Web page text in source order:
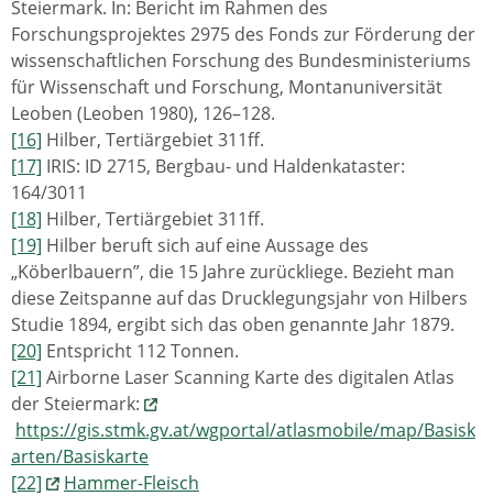
Steiermark. In: Bericht im Rahmen des
Forschungsprojektes 2975 des Fonds zur Förderung der
wissenschaftlichen Forschung des Bundesministeriums
für Wissenschaft und Forschung, Montanuniversität
Leoben (Leoben 1980), 126–128.
[16] Hilber, Tertiärgebiet 311ff.
[17] IRIS: ID 2715, Bergbau- und Haldenkataster:
164/3011
[18] Hilber, Tertiärgebiet 311ff.
[19] Hilber beruft sich auf eine Aussage des
„Köberlbauern”, die 15 Jahre zurückliege. Bezieht man
diese Zeitspanne auf das Drucklegungsjahr von Hilbers
Studie 1894, ergibt sich das oben genannte Jahr 1879.
[20] Entspricht 112 Tonnen.
[21] Airborne Laser Scanning Karte des digitalen Atlas
der Steiermark:
https://gis.stmk.gv.at/wgportal/atlasmobile/map/Basisk
arten/Basiskarte
[22]
Hammer-Fleisch